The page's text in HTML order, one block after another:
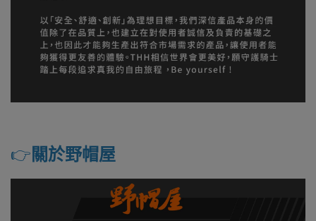
👉️ 關於野帽屋